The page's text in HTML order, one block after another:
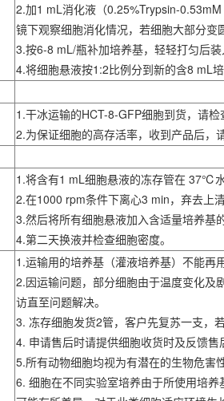
2.加1 mL消化液（0.25%Trypsin-
镜下观察细胞消化情况，若细胞大部分变
3.按6-8 mL/瓶补加培养基，轻轻打匀后
4.将细胞悬液按1:2比例分到新的含8 mL
1.干冰运输的HCT-8-GFP细胞到货，请
2.为保证细胞的高存活率，收到产品后，
1.将含有1 mL细胞悬液的冻存管在 37℃
2.在1000 rpm条件下离心3 min，弃去上
3.然后将所有细胞悬液加入含适量培养基
4.第二天换液并检查细胞密度。
1.运输用的培养基（灌液培养基）不能再
2.因运输问题，部分细胞由于温度变化及
访直至问题解决。
3. 冻存细胞发货2管，客户先复苏一支，
4. 申请售后时请提供细胞收货时及反馈
5.所有动物细胞均视为有潜在的生物危害
6. 细胞在不同实验室培养由于所使用培